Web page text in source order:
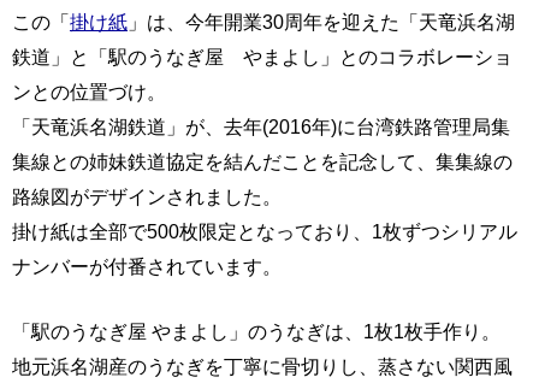
この「 掛け紙 」は、今年開業30周年を迎えた「天竜浜名湖
鉄道」と「駅のうなぎ屋 やまよし」とのコラボレーショ
ンとの位置づけ。
「天竜浜名湖鉄道」が、去年(2016年)に台湾鉄路管理局集
集線との姉妹鉄道協定を結んだことを記念して、集集線の
路線図がデザインされました。
掛け紙は全部で500枚限定となっており、1枚ずつシリアル
ナンバーが付番されています。
「駅のうなぎ屋 やまよし」のうなぎは、1枚1枚手作り。
地元浜名湖産のうなぎを丁寧に骨切りし、蒸さない関西風